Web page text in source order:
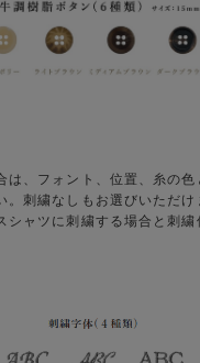
は、フォント、位置、糸の色
。刺繍なしもお選びいただけ
ャツに刺繍する場合と刺繍